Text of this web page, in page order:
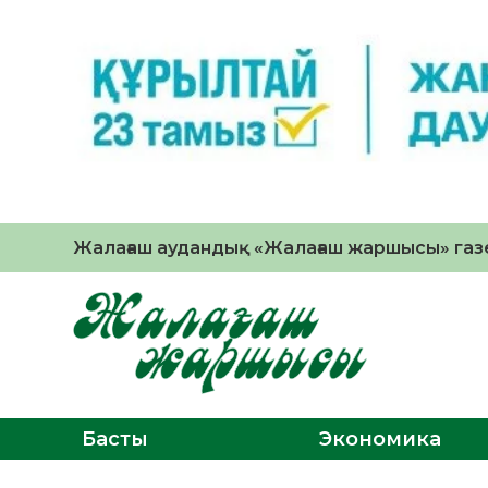
Жалағаш аудандық «Жалағаш жаршысы»
Басты Экономика